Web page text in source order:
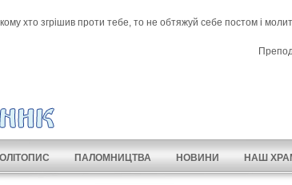
хто згрішив проти тебе, то не обтяжуй себе постом і
ПАЛОМНИЦТВА НОВИНИ НАШ